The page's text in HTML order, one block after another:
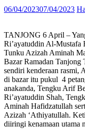
06/04/202307/04/2023
TANJONG 6 April –
Ri’ayatuddin Al-Mustafa
Tunku Azizah Aminah
Bazar Ramadan
sendiri kenderaan rasmi,
di bazar itu pukul 4
anakanda, Tengku Arif
Ri’ayatuddin Shah,
Aminah Hafidzatullah
Azizah ‘Athiyatullah.
diiringi kenamaan utama